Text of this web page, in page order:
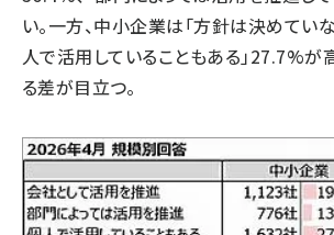
い。一方、中小企業は「方針は決めてい
人で活用していることもある」27.7%が
る差が目立つ。